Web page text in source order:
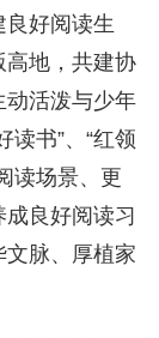
好阅读生
高地，共建协
动活泼与少年
读书”、“红领
读场景、更
良好阅读习
脉、厚植家